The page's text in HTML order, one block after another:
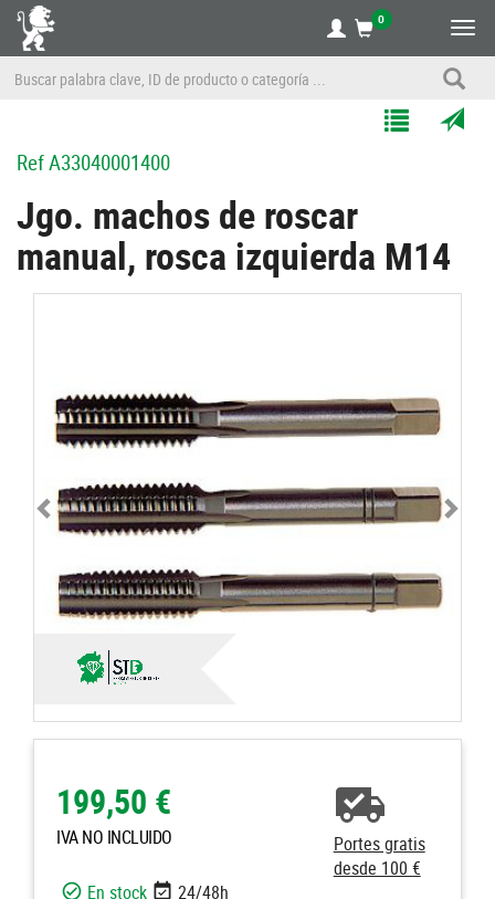
0
un
RefA33040001400
Jgo. machos de roscar
manual, rosca izquierda M14
199,50 €
IVA NO INCLUIDO
Portes gratis
desde 100 €
En stock
24/48h